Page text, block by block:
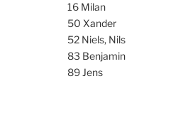
16 Milan
50 Xander
52 Niels, Nils
83 Benjamin
89 Jens